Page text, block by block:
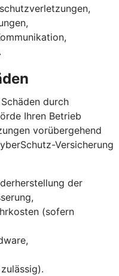
durch
Ihren Betrieb
vorübergehend
Versicherung
der
(sofern